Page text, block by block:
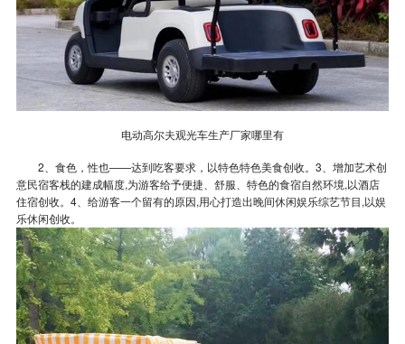
电动高尔夫观光车生产厂家哪里有
2、食色，性也——达到吃客要求，以特色特色美食创收。3、增加艺术创
意民宿客栈的建成幅度,为游客给予便捷、舒服、特色的食宿自然环境,以酒店
住宿创收。4、给游客一个留有的原因,用心打造出晚间休闲娱乐综艺节目,以娱
乐休闲创收。